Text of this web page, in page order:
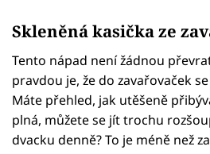
Skleněná kasička ze
Tento nápad není žádnou
pravdou je, že do zavařovaček
Máte přehled, jak utěšeně
plná, můžete se jít trochu
dvacku denně? To je méně než